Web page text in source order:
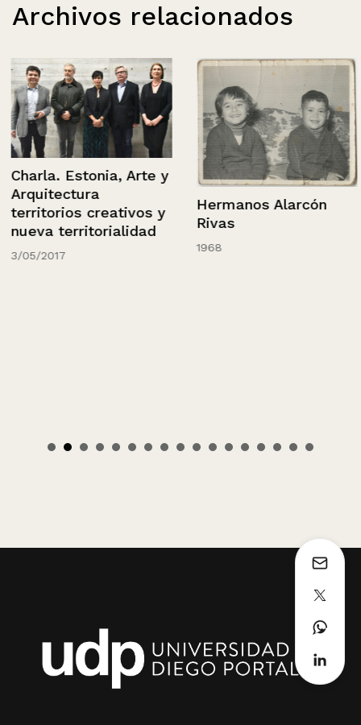
Archivos relacionados
Charla. Estonia, Arte y
Arquitectura
territorios creativos y
nueva territorialidad
3/05/2017
Hermanos Alarcón
Rivas
1968